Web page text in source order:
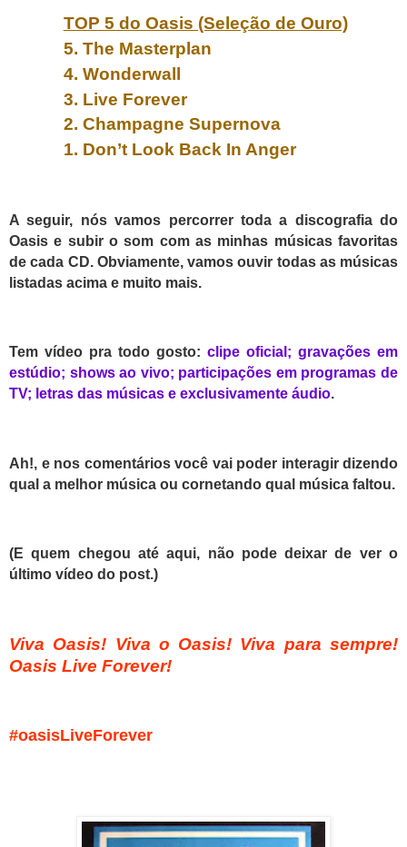
TOP 5 do Oasis (Seleção de Ouro)
5. The Masterplan
4. Wonderwall
3. Live Forever
2. Champagne Supernova
1. Don’t Look Back In Anger
A seguir, nós vamos percorrer toda a discografia do
Oasis e subir o som com as minhas músicas favoritas
de cada CD. Obviamente, vamos ouvir todas as músicas
listadas acima e muito mais.
Tem vídeo pra todo gosto: clipe oficial; gravações em
estúdio; shows ao vivo; participações em programas de
TV; letras das músicas e exclusivamente áudio.
Ah!, e nos comentários você vai poder interagir dizendo
qual a melhor música ou cornetando qual música faltou.
(E quem chegou até aqui, não pode deixar de ver o
último vídeo do post.)
Viva Oasis! Viva o Oasis! Viva para sempre!
Oasis Live Forever!
#oasisLiveForever